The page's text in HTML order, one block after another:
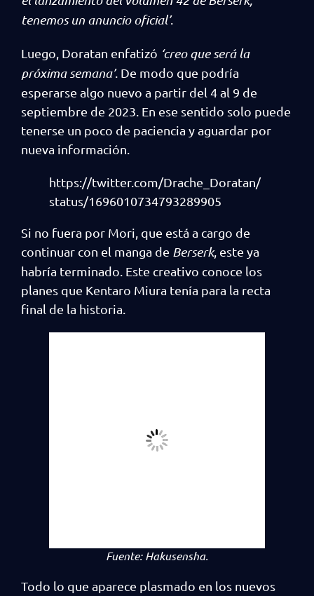
tenemos un anuncio oficial’.
Luego, Doratan enfatizó ‘creo que será la
próxima semana’. De modo que podría
esperarse algo nuevo a partir del 4 al 9 de
septiembre de 2023. En ese sentido solo puede
tenerse un poco de paciencia y aguardar por
nueva información.
https://twitter.com/Drache_Doratan/
status/1696010734793289905
Si no fuera por Mori, que está a cargo de
continuar con el manga de Berserk, este ya
habría terminado. Este creativo conoce los
planes que Kentaro Miura tenía para la recta
final de la historia.
Fuente:Hakusensha.
Todo lo que aparece plasmado en los nuevos